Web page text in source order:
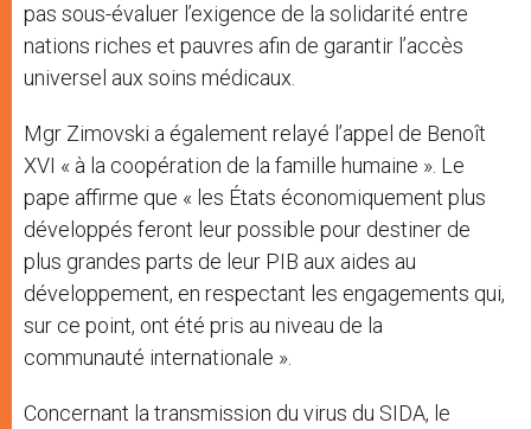
pas sous-évaluer l’exigence de la solidarité entre
nations riches et pauvres afin de garantir l’accès
universel aux soins médicaux.
Mgr Zimovski a également relayé l’appel de Benoît
XVI « à la coopération de la famille humaine ». Le
pape affirme que « les États économiquement plus
développés feront leur possible pour destiner de
plus grandes parts de leur PIB aux aides au
développement, en respectant les engagements qui,
sur ce point, ont été pris au niveau de la
communauté internationale ».
Concernant la transmission du virus du SIDA, le